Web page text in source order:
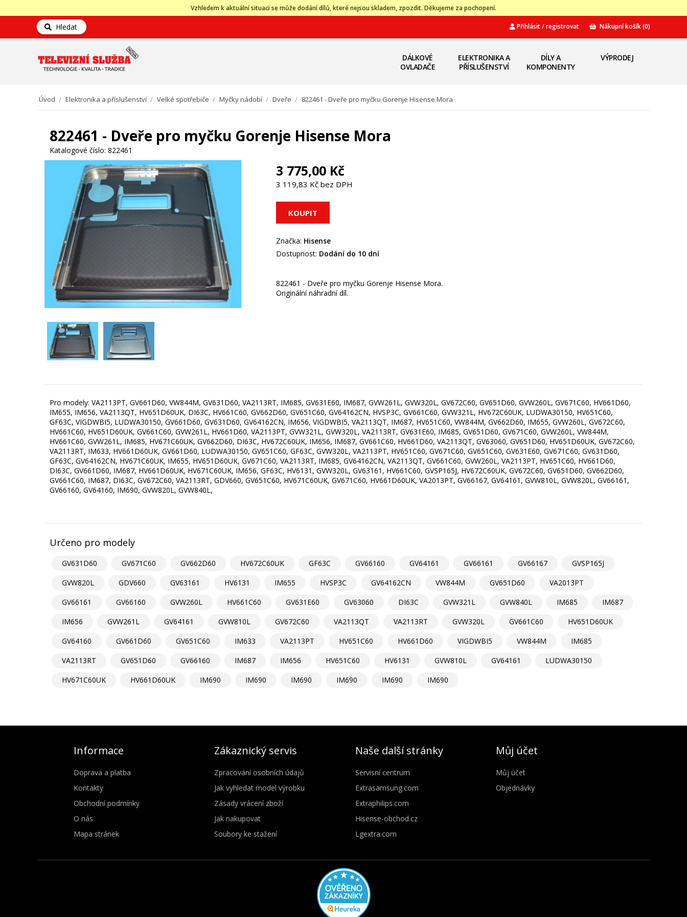
Vzhledem k aktuální situaci se může dodání dílů, které nejsou skladem, zpozdit. Děkujeme za pochopení.
Hledat Přihlásit / registrovat Nákupní košík(0)
DÁLKOVÉ
OVLADAČE
ELEKTRONIKA A
PŘÍSLUŠENSTVÍ
DÍLY A
KOMPONENTY
VÝPRODEJ
Úvod / Elektronika a příslušenství / Velké spotřebiče / Myčky nádobí / Dveře / 822461 - Dveře pro myčku Gorenje Hisense Mora
822461 - Dveře pro myčku Gorenje Hisense Mora
Katalogové číslo: 822461
3 775,00 Kč
3 119,83 Kč bez DPH
Značka: Hisense
Dostupnost: Dodání do 10 dní
822461 - Dveře pro myčku Gorenje Hisense Mora.
Originální náhradní díl.
Pro modely: VA2113PT, GV661D60, VW844M, GV631D60, VA2113RT, IM685, GV631E60, IM687, GVW261L, GVW320L, GV672C60, GV651D60, GVW260L, GV671C60, HV661D60,
IM655, IM656, VA2113QT, HV651D60UK, DI63C, HV661C60, GV662D60, GV651C60, GV64162CN, HVSP3C, GV661C60, GVW321L, HV672C60UK, LUDWA30150, HV651C60,
GF63C, VIGDWBI5, LUDWA30150, GV661D60, GV631D60, GV64162CN, IM656, VIGDWBI5, VA2113QT, IM687, HV651C60, VW844M, GV662D60, IM655, GVW260L, GV672C60,
HV661C60, HV651D60UK, GV661C60, GVW261L, HV661D60, VA2113PT, GVW321L, GVW320L, VA2113RT, GV631E60, IM685, GV651D60, GV671C60, GVW260L, VW844M,
HV661C60, GVW261L, IM685, HV671C60UK, GV662D60, DI63C, HV672C60UK, IM656, IM687, GV661C60, HV661D60, VA2113QT, GV63060, GV651D60, HV651D60UK, GV672C60,
VA2113RT, IM633, HV661D60UK, GV661D60, LUDWA30150, GV651C60, GF63C, GVW320L, VA2113PT, HV651C60, GV671C60, GV651C60, GV631E60, GV671C60, GV631D60,
GF63C, GV64162CN, HV671C60UK, IM655, HV651D60UK, GV671C60, VA2113RT, IM685, GV64162CN, VA2113QT, GV661C60, GVW260L, VA2113PT, HV651C60, HV661D60,
DI63C, GV661D60, IM687, HV661D60UK, HV671C60UK, IM656, GF63C, HV6131, GVW320L, GV63161, HV661C60, GVSP165J, HV672C60UK, GV672C60, GV651D60, GV662D60,
GV661C60, IM687, DI63C, GV672C60, VA2113RT, GDV660, GV651C60, HV671C60UK, GV671C60, HV661D60UK, VA2013PT, GV66167, GV64161, GVW810L, GVW820L, GV66161,
GV66160, GV64160, IM690, GVW820L, GVW840L,
Určeno pro modely
GV631D60 GV671C60 GV662D60 HV672C60UK GF63C GV66160 GV64161 GV66161 GV66167
GVSP165J
GVW820L
GDV660 GV63161 HV6131 IM655 HVSP3C GV64162CN VW844M GV651D60
VA2013PT
GV66161
GV66160 GVW260L HV661C60 GV631E60 GV63060 DI63C GVW321L GVW840L IM685
IM687
IM656
GVW261L GV64161 GVW810L GV672C60 VA2113QT VA2113RT GVW320L GV661C60
HV651D60UK
GV64160
GV661D60 GV651C60 IM633 VA2113PT HV651C60 HV661D60 VIGDWBI5 VW844M
IM685
VA2113RT
GV651D60 GV66160 IM687 IM656 HV651C60 HV6131 GVW810L GV64161
LUDWA30150
HV671C60UK
HV661D60UK IM690 IM690 IM690 IM690 IM690 IM690
Informace
Doprava a platba
Kontakty
Obchodní podmínky
O nás
Mapa stránek
Zákaznický servis
Zpracování osobních údajů
Jak vyhledat model výrobku
Zásady vrácení zboží
Jak nakupovat
Soubory ke stažení
Naše další stránky
Servisní centrum
Extrasamsung.com
Extraphilips.com
Hisense-obchod.cz
Lgextra.com
Můj účet
Můj účet
Objednávky